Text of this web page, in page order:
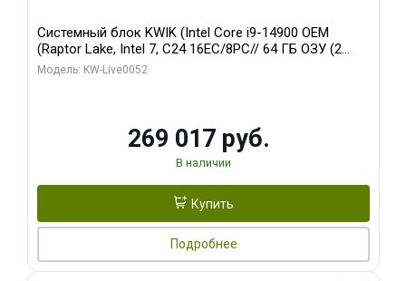
Системный блок KWIK (Intel Core i9-14900 OEM
(Raptor Lake, Intel 7, C24 16EC/8PC// 64 ГБ ОЗУ (2
модуля)/ Palit RTX5080 GAMINGPRO OC 16GB GDDR7
Модель: KW-Live0052
269 017 руб.
В наличии
Купить
Подробнее